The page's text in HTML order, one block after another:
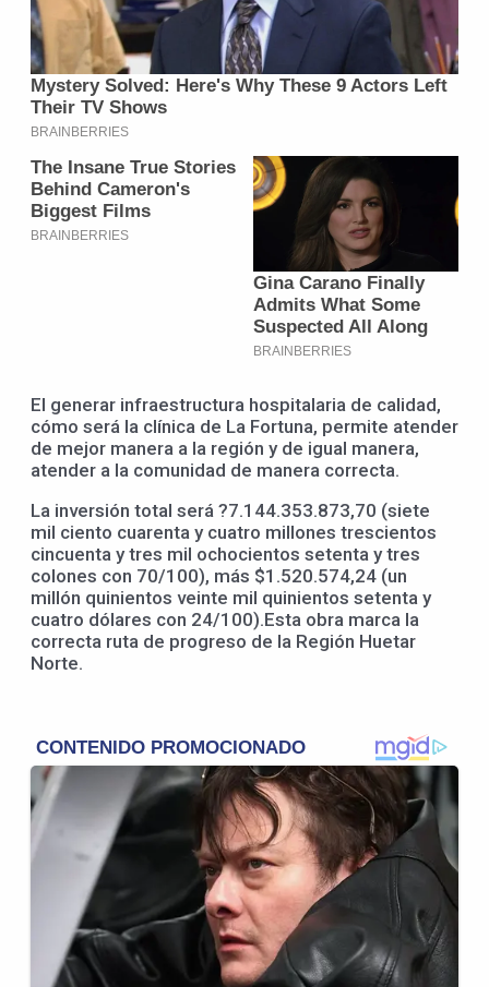
El generar infraestructura hospitalaria de calidad,
cómo será la clínica de La Fortuna, permite atender
de mejor manera a la región y de igual manera,
atender a la comunidad de manera correcta.
La inversión total será ?7.144.353.873,70 (siete
mil ciento cuarenta y cuatro millones trescientos
cincuenta y tres mil ochocientos setenta y tres
colones con 70/100), más $1.520.574,24 (un
millón quinientos veinte mil quinientos setenta y
cuatro dólares con 24/100).Esta obra marca la
correcta ruta de progreso de la Región Huetar
Norte.